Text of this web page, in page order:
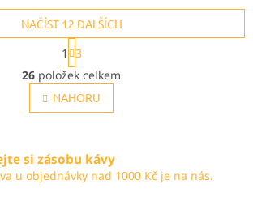
a
nastavitelný extrakční tlak v
rámci 6 až 12 barů. Ohřev
bojleru trvá pouhé...
O
v
l
á
c
í
NAČÍST 12 DALŠÍCH
S
t
r
á
n
k
á
n
í
1
3
26 položek celkem
NAHORU
si zásobu kávy
u objednávky nad 1000 Kč je na nás.